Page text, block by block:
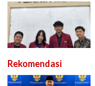
Rekomendasi